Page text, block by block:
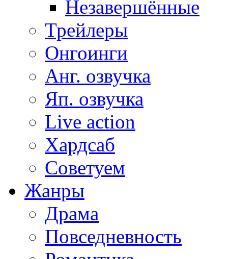
Незавершённые
Трейлеры
Онгоинги
Анг. озвучка
Яп. озвучка
Live action
Хардсаб
Советуем
Жанры
Драма
Повседневность